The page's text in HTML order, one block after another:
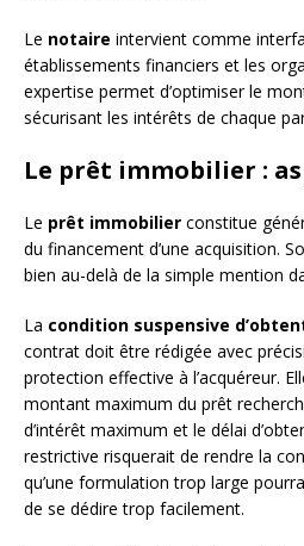
Le notaire intervient comme
établissements financiers et les
expertise permet d’optimiser le
sécurisant les intérêts de chaque
Le prêt immobilier :
Le prêt immobilier constitue
du financement d’une acquisition.
bien au-delà de la simple mention
La condition suspensive
contrat doit être rédigée avec
protection effective à l’acquéreur.
montant maximum du prêt
d’intérêt maximum et le délai
restrictive risquerait de rendre la
qu’une formulation trop large
de se dédire trop facilement.